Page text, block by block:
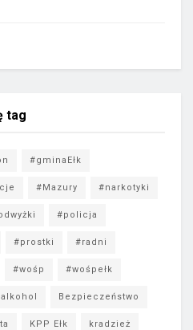
tag
#gminaEłk
#Mazury #narkotyki
#policja
#prostki #radni
#wośp #wośpełk
alkohol Bezpieczeństwo
KPP Ełk kradzież